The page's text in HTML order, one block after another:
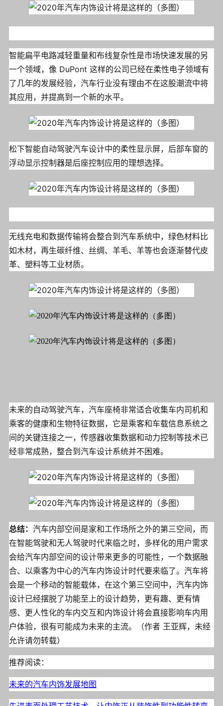
智能扁平电路减轻重量和布线复杂性是市场快速发展的另
一个领域，像 DuPont 这样的公司已经在柔性电子领域有
了几年的发展经验，汽车行业没有理由不在这股潮流中将
其应用，并提高到一个新的水平。
松下智能自动驾驶汽车设计中的柔性显示屏，后部车窗的
浮动显示控制器是后座控制应用的理想选择。
无线充电和数据传输将会整合到汽车系统中，绿色材料比
如木材，再生碳纤维、丝绸、羊毛、羊等也会逐渐替代皮
革、塑料等工业材质。
未来的自动驾驶汽车，汽车座椅非常适合收集车内司机和
乘客的健康和生物特征数据，它是乘客和车载信息系统之
间的关键连接之一，传感器收集数据和动力控制等技术已
经非常成熟，整合到汽车设计系统并不困难。
总结： 汽车内部空间是家和工作场所之外的第三空间，而
在智能驾驶和无人驾驶时代来临之时，多样化的用户需求
会给汽车内部空间的设计带来更多的可能性，一个数据融
合、以乘客为中心的汽车内饰设计时代要来临了。汽车将
会是一个移动的智能载体，在这个第三空间中，汽车内饰
设计已经摆脱了功能至上的设计趋势，更有趣、更有情
感、更人性化的车内交互和内饰设计将会直接影响车内用
户体验，很有可能成为未来的主流。（作者 王亚辉，未经
允许请勿转载）
推荐阅读：
未来的汽车内饰发展地图